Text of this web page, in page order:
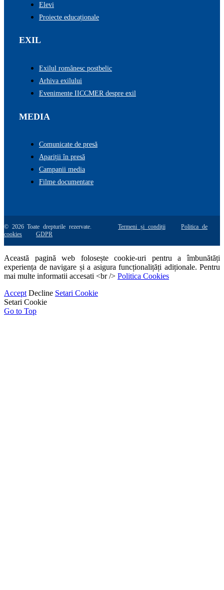
Elevi
Proiecte educaționale
EXIL
Exilul românesc postbelic
Arhiva exilului
Evenimente IICCMER despre exil
MEDIA
Comunicate de presă
Apariții în presă
Campanii media
Filme documentare
© 2026 Toate drepturile rezervate.Termeni și condiții
Politica de
cookies
GDPR
Această pagină web folosește cookie-uri pentru a îmbunătăți
experiența de navigare și a asigura funcționalițăți adiționale. Pentru
mai multe informatii accesati <br /> Politica Cookies
Accept Decline Setari Cookie
Setari Cookie
Go to Top